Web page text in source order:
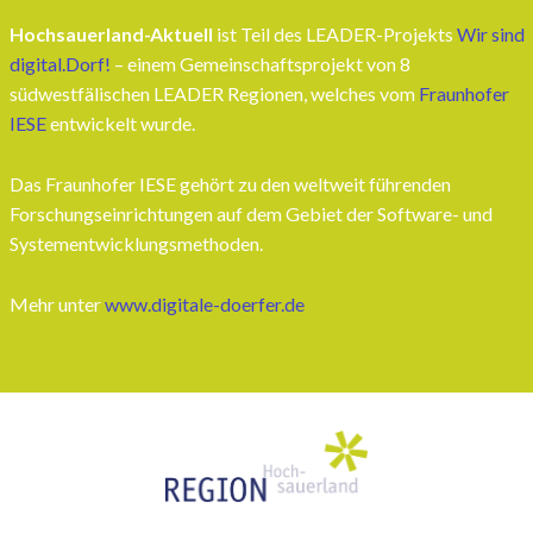
Hochsauerland-Aktuell ist Teil des LEADER-Projekts Wir sind
digital.Dorf! – einem Gemeinschaftsprojekt von 8
südwestfälischen LEADER Regionen, welches vom Fraunhofer
IESEentwickelt wurde.
Das Fraunhofer IESE gehört zu den weltweit führenden
Forschungseinrichtungen auf dem Gebiet der Software- und
Systementwicklungsmethoden.
Mehr unterwww.digitale-doerfer.de